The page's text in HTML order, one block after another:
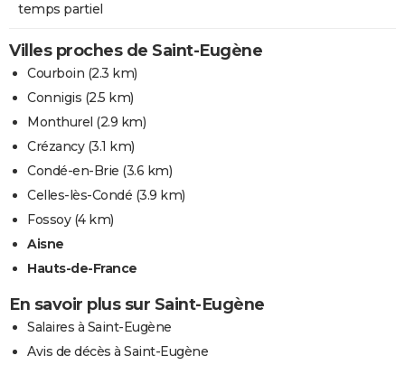
temps partiel
Villes proches de Saint-Eugène
Courboin (2.3 km)
Connigis (2.5 km)
Monthurel (2.9 km)
Crézancy(3.1 km)
Condé-en-Brie (3.6 km)
Celles-lès-Condé (3.9 km)
Fossoy(4 km)
Aisne
Hauts-de-France
En savoir plus sur Saint-Eugène
Salaires à Saint-Eugène
Avis de décès à Saint-Eugène